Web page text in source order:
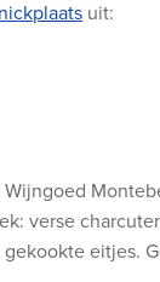
uit:
verse
eitjes.